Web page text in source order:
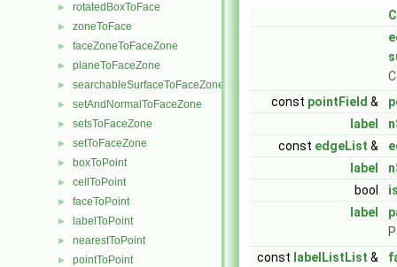
► rotatedBoxToFace
► zoneToFace
► faceZoneToFaceZone
► planeToFaceZone
► searchableSurfaceToFaceZone
► setAndNormalToFaceZone
► setsToFaceZone
► setToFaceZone
► boxToPoint
► cellToPoint
► faceToPoint
► labelToPoint
► nearestToPoint
► pointToPoint
const pointField &
label
const edgeList &
label
bool
label
const labelListList &